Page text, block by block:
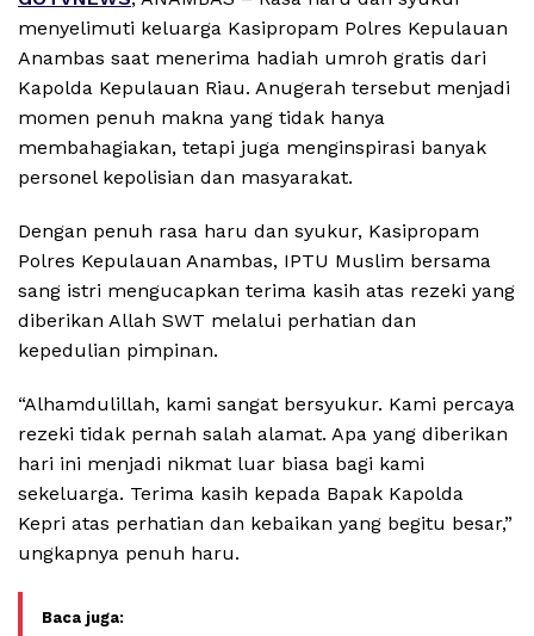
menyelimuti keluarga Kasipropam Polres Kepulauan
Anambas saat menerima hadiah umroh gratis dari
Kapolda Kepulauan Riau. Anugerah tersebut menjadi
momen penuh makna yang tidak hanya
membahagiakan, tetapi juga menginspirasi banyak
personel kepolisian dan masyarakat.
Dengan penuh rasa haru dan syukur, Kasipropam
Polres Kepulauan Anambas, IPTU Muslim bersama
sang istri mengucapkan terima kasih atas rezeki yang
diberikan Allah SWT melalui perhatian dan
kepedulian pimpinan.
“Alhamdulillah, kami sangat bersyukur. Kami percaya
rezeki tidak pernah salah alamat. Apa yang diberikan
hari ini menjadi nikmat luar biasa bagi kami
sekeluarga. Terima kasih kepada Bapak Kapolda
Kepri atas perhatian dan kebaikan yang begitu besar,”
ungkapnya penuh haru.